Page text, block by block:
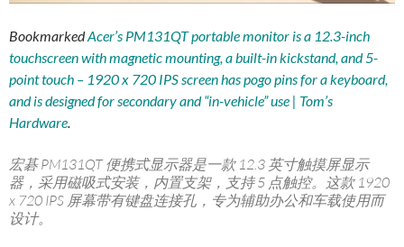
BookmarkedAcer’s PM131QT portable monitor is a 12.3-inch
touchscreen with magnetic mounting, a built-in kickstand, and 5-
point touch – 1920 x 720 IPS screen has pogo pins for a keyboard,
and is designed for secondary and “in-vehicle” use | Tom’s
Hardware.
宏碁 PM131QT 便携式显示器是一款 12.3 英寸触摸屏显示
器，采用磁吸式安装，内置支架，支持 5 点触控。这款 1920
x 720 IPS 屏幕带有键盘连接孔，专为辅助办公和车载使用而
设计。